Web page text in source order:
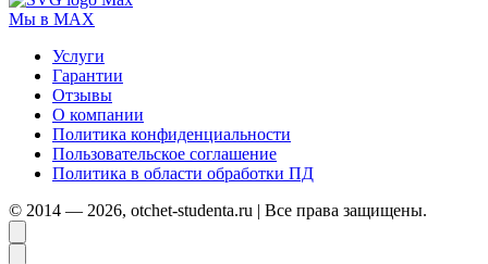
Мы в MAX
Услуги
Гарантии
Отзывы
О компании
Политика конфиденциальности
Пользовательское соглашение
Политика в области обработки ПД
© 2014 — 2026, otchet-studenta.ru | Все права защищены.